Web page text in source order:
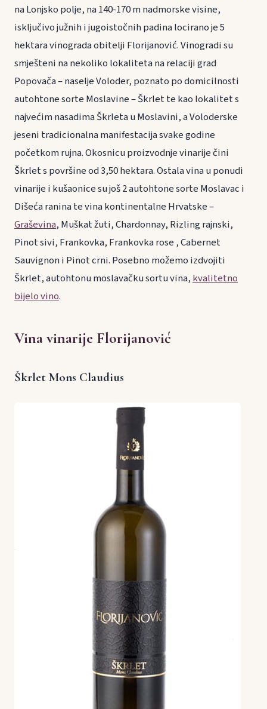
na Lonjsko polje, na 140-170 m nadmorske visine,
isključivo južnih i jugoistočnih padina locirano je 5
hektara vinograda obitelji Florijanović. Vinogradi su
smješteni na nekoliko lokaliteta na relaciji grad
Popovača – naselje Voloder, poznato po domicilnosti
autohtone sorte Moslavine – Škrlet te kao lokalitet s
najvećim nasadima Škrleta u Moslavini, a Voloderske
jeseni tradicionalna manifestacija svake godine
početkom rujna. Okosnicu proizvodnje vinarije čini
Škrlet s površine od 3,50 hektara. Ostala vina u ponudi
vinarije i kušaonice su još 2 autohtone sorte Moslavac i
Dišeća ranina te vina kontinentalne Hrvatske –
Graševina, Muškat žuti, Chardonnay, Rizling rajnski,
Pinot sivi, Frankovka, Frankovka rose , Cabernet
Sauvignon i Pinot crni. Posebno možemo izdvojiti
Škrlet, autohtonu moslavačku sortu vina,kvalitetno
bijelo vino.
Vina vinarije Florijanović
Škrlet Mons Claudius